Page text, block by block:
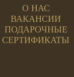
О НАС
ВАКАНСИИ
ПОДАРОЧНЫЕ
СЕРТИФИКАТЫ